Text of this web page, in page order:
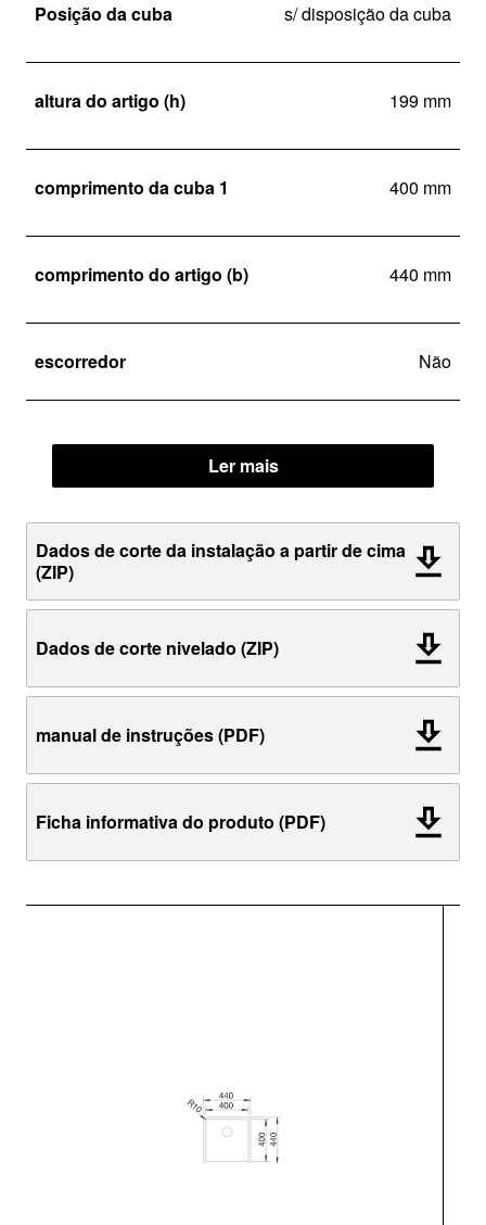
Posição da cuba s/ disposição da cuba
altura do artigo (h) 199 mm
comprimento da cuba 1 400 mm
comprimento do artigo (b) 440 mm
escorredor Não
Ler mais
Dados de corte da instalação a partir de cima
(ZIP)
Dados de corte nivelado (ZIP)
manual de instruções (PDF)
Ficha informativa do produto (PDF)